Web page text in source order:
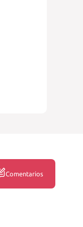
Comentarios